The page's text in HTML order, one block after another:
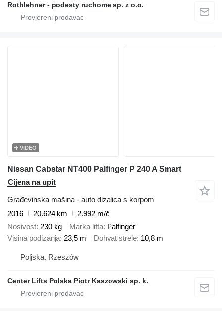
Rothlehner - podesty ruchome sp. z o.o.
VIDEO
Nissan Cabstar NT400 Palfinger P 240 A Smart
Cijena na upit
Građevinska mašina - auto dizalica s korpom
2016
20.624 km
2.992 m/č
Nosivost 230 kg Marka lifta Palfinger
Visina podizanja 23,5 m Dohvat strele 10,8 m
Poljska, Rzeszów
Center Lifts Polska Piotr Kaszowski sp. k.